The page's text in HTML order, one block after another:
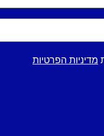
מדיניות הפרטיות